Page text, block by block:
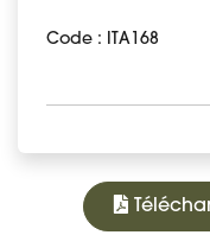
Code : ITA168